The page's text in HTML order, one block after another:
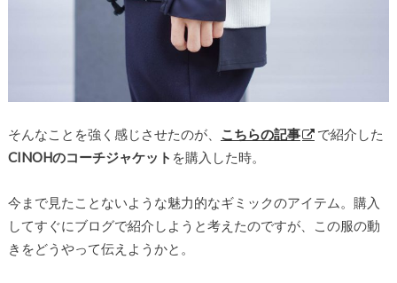
そんなことを強く感じさせたのが、 こちらの記事
で紹介した
CINOHのコーチジャケット を購入した時。
今まで見たことないような魅力的なギミックのアイテム。購入
してすぐにブログで紹介しようと考えたのですが、この服の動
きをどうやって伝えようかと。